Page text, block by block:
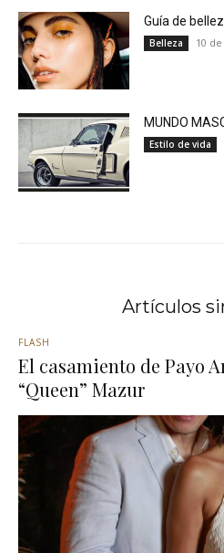
Guía de
Belleza 10
MUNDO
Estilo de vida
Artículos
FLASH
El casamiento de Payo
“Queen” Mazur